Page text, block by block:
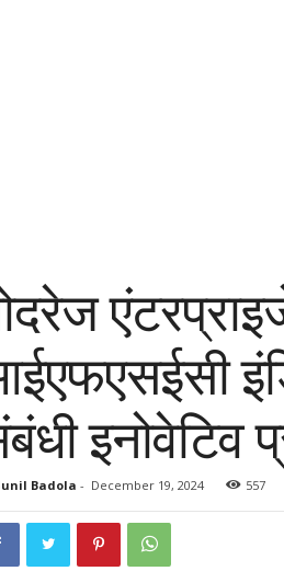
इनोवेटिव
Badola - December 19, 2024 557